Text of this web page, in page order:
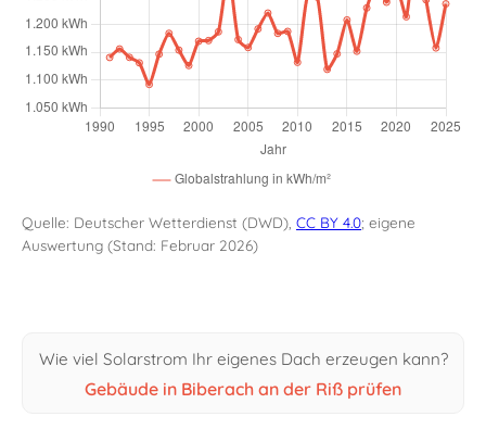
Quelle: Deutscher Wetterdienst (DWD), CC BY 4.0; eigene
Auswertung (Stand: Februar 2026)
Wie viel Solarstrom Ihr eigenes Dach erzeugen kann?
Gebäude in Biberach an der Riß prüfen